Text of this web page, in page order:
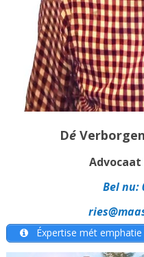
Dé
Advocaat
Bel nu:
Éxpertise mét emphatie